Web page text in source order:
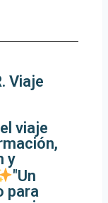
Viaje
viaje
y
"Un
para